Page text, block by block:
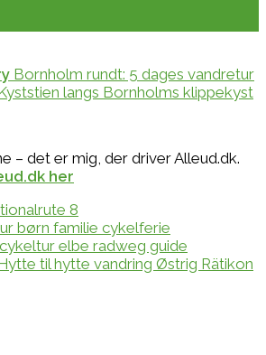
Bornholm rundt: 5 dages vandretur
langs Bornholms klippekyst
– det er mig, der driver Alleud.dk.
her